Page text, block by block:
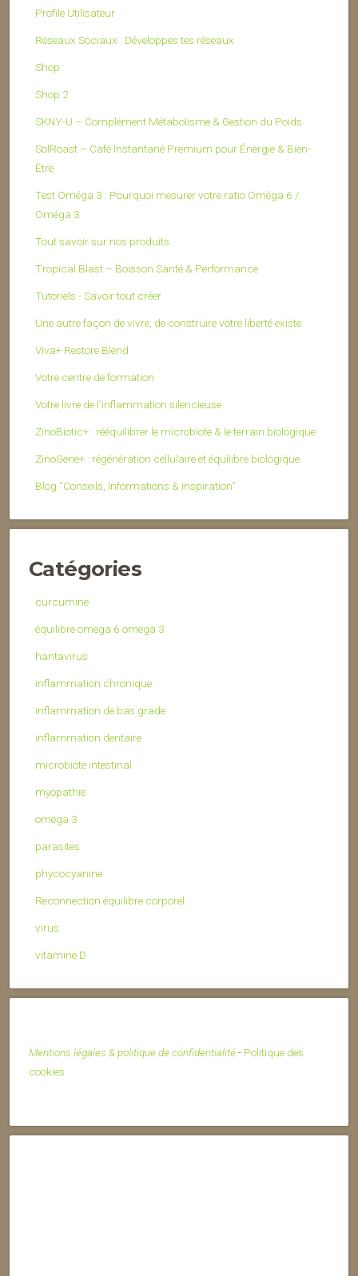
Profile Utilisateur
Réseaux Sociaux : Développes tes réseaux
Shop
Shop 2
SKNY-U – Complément Métabolisme & Gestion du Poids
SolRoast – Café Instantané Premium pour Énergie & Bien-
Être
Test Oméga 3 : Pourquoi mesurer votre ratio Oméga 6 /
Oméga 3
Tout savoir sur nos produits
Tropical Blast – Boisson Santé & Performance
Tutoriels - Savoir tout créer
Une autre façon de vivre, de construire votre liberté existe
Viva+ Restore Blend
Votre centre de formation
Votre livre de l’inflammation silencieuse
ZinoBiotic+ : rééquilibrer le microbiote & le terrain biologique
ZinoGene+ : régénération cellulaire et équilibre biologique
Blog “Conseils, Informations & Inspiration”
Catégories
curcumine
équilibre omega 6 omega 3
hantavirus
inflammation chronique
inflammation de bas grade
inflammation dentaire
microbiote intestinal
myopathie
omega 3
parasites
phycocyanine
Reconnection équilibre corporel
virus
vitamine D
Mentions légales & politique de confidentialité- Politique des
cookies